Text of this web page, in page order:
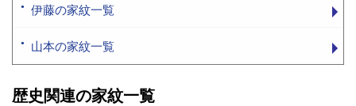
伊藤の家紋一覧
山本の家紋一覧
歴史関連の家紋一覧